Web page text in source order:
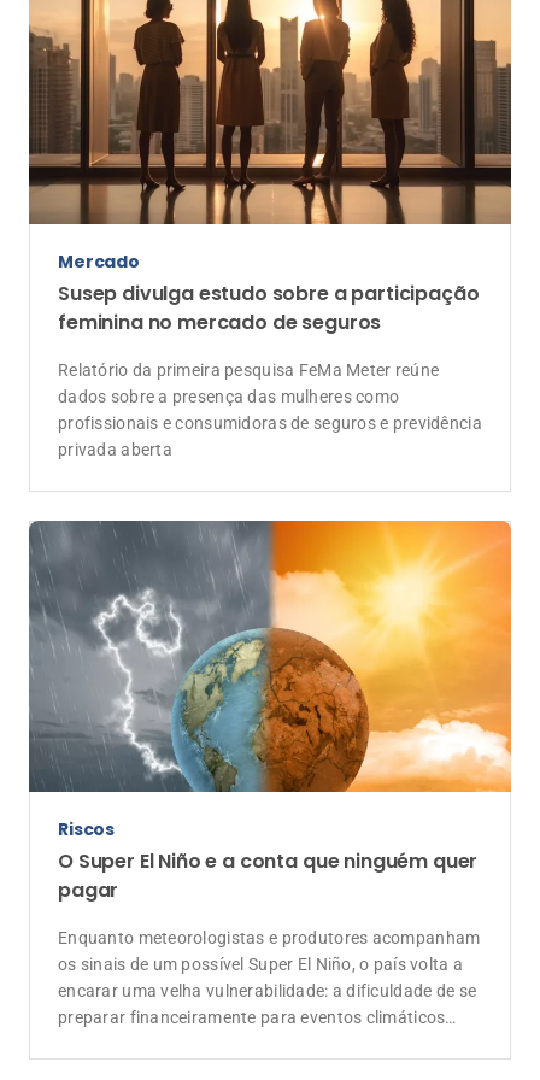
Mercado
Susep divulga estudo sobre a participação
feminina no mercado de seguros
Relatório da primeira pesquisa FeMa Meter reúne
dados sobre a presença das mulheres como
profissionais e consumidoras de seguros e previdência
privada aberta
Riscos
O Super El Niño e a conta que ninguém quer
pagar
Enquanto meteorologistas e produtores acompanham
os sinais de um possível Super El Niño, o país volta a
encarar uma velha vulnerabilidade: a dificuldade de se
preparar financeiramente para eventos climáticos